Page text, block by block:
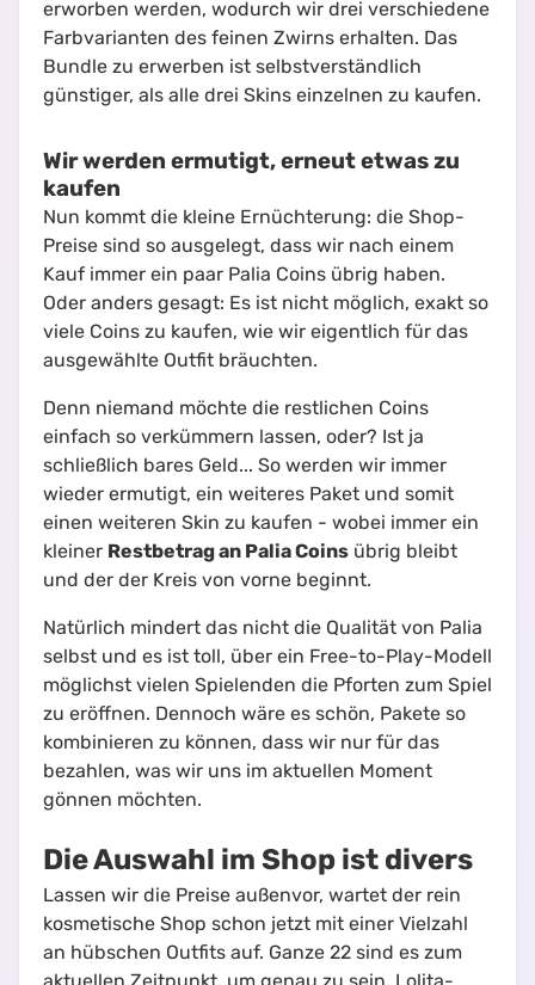
erworben werden, wodurch wir drei verschiedene
Farbvarianten des feinen Zwirns erhalten. Das
Bundle zu erwerben ist selbstverständlich
günstiger, als alle drei Skins einzelnen zu kaufen.
Wir werden ermutigt, erneut etwas zu
kaufen
Nun kommt die kleine Ernüchterung: die Shop-
Preise sind so ausgelegt, dass wir nach einem
Kauf immer ein paar Palia Coins übrig haben.
Oder anders gesagt: Es ist nicht möglich, exakt so
viele Coins zu kaufen, wie wir eigentlich für das
ausgewählte Outfit bräuchten.
Denn niemand möchte die restlichen Coins
einfach so verkümmern lassen, oder? Ist ja
schließlich bares Geld... So werden wir immer
wieder ermutigt, ein weiteres Paket und somit
einen weiteren Skin zu kaufen - wobei immer ein
kleiner Restbetrag an Palia Coins übrig bleibt
und der der Kreis von vorne beginnt.
Natürlich mindert das nicht die Qualität von Palia
selbst und es ist toll, über ein Free-to-Play-Modell
möglichst vielen Spielenden die Pforten zum Spiel
zu eröffnen. Dennoch wäre es schön, Pakete so
kombinieren zu können, dass wir nur für das
bezahlen, was wir uns im aktuellen Moment
gönnen möchten.
Die Auswahl im Shop ist divers
Lassen wir die Preise außenvor, wartet der rein
kosmetische Shop schon jetzt mit einer Vielzahl
an hübschen Outfits auf. Ganze 22 sind es zum